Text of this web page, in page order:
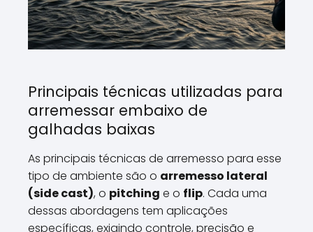
Principais técnicas utilizadas para
arremessar embaixo de
galhadas baixas
As principais técnicas de arremesso para esse
tipo de ambiente são o arremesso lateral
(side cast), o pitching e o flip. Cada uma
dessas abordagens tem aplicações
específicas, exigindo controle, precisão e